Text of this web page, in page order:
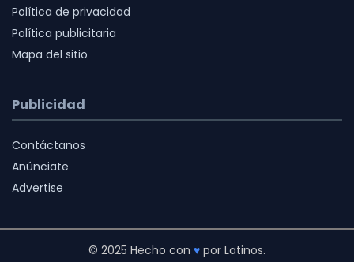
Política de privacidad
Política publicitaria
Mapa del sitio
Publicidad
Contáctanos
Anúnciate
Advertise
© 2025 Hecho con ♥ por Latinos.